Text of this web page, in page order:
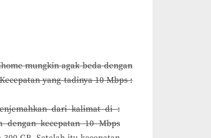
mungkin agak beda dengan
yang tadinya 10 Mbps :
dari kalimat di :
dengan kecepatan 10 Mbps